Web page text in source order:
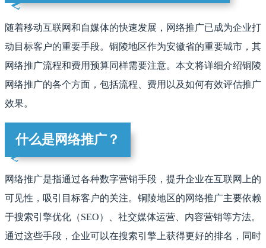
随着移动互联网和自媒体的快速发展，网络推广已成为企业打
动目标客户的重要手段。铜陵地区作为安徽省的重要城市，其
网络推广流程和费用预算同样需要注意。本文将详细介绍铜陵
网络推广的各个方面，包括流程、费用以及如何有效评估推广
效果。
什么是网络推广？
网络推广是指通过各种数字营销手段，提升企业在互联网上的
可见性，吸引目标客户的关注。铜陵地区的网络推广主要依赖
于搜索引擎优化（SEO）、社交媒体运营、内容营销等方法。
通过这些手段，企业可以在搜索引擎上获得更好的排名，同时